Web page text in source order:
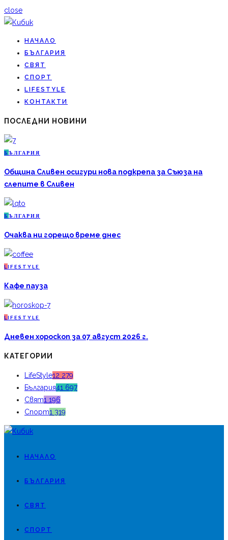
close
НАЧАЛО
БЪЛГАРИЯ
СВЯТ
СПОРТ
LIFESTYLE
КОНТАКТИ
ПОСЛЕДНИ НОВИНИ
Б ЪЛГАРИЯ
Община Сливен осигури нова подкрепа за Съюза на
слепите в Сливен
Б ЪЛГАРИЯ
Очаква ни горещо време днес
L IFESTYLE
Кафе пауза
L IFESTYLE
Дневен хороскоп за 07 август 2026 г.
КАТЕГОРИИ
LifeStyle12 279
България41 697
Свят1 196
Спорт1 319
НАЧАЛО
БЪЛГАРИЯ
СВЯТ
СПОРТ